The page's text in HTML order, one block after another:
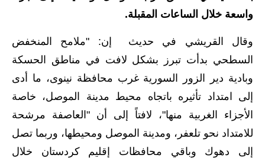
المدارس
نتائج الامتحانات
المرحلة الابتدائية
المرحلة المتوسطة
المرحلة الاعدادية
واسعة خلال الساعات المقبلة.
وقال القريشي في حديث إن: "ملامح المنخفض
السطحي بدأت تبرز بشكل لافت في مناطق الحسكة
وبادية دير الزور السورية غرب محافظة نينوى، ما أدى
إلى امتداد تأثيره باتجاه محيط مدينة الموصل، خاصة
الأجزاء الغربية منها"، لافتاً إلى أن "العاصفة مرشحة
للامتداد نحو تلعفر، ومدينة الموصل ومحيطها، وربما تصل
إلى دهوك وباقي محافظات إقليم كردستان خلال